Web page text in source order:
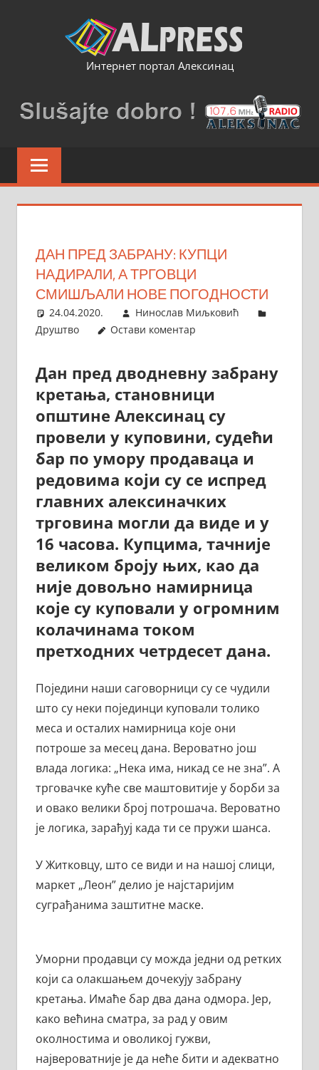
Интернет портал Алексинац
ДАН ПРЕД ЗАБРАНУ: КУПЦИ
НАДИРАЛИ, А ТРГОВЦИ
СМИШЉАЛИ НОВЕ ПОГОДНОСТИ
24.04.2020.
Нинослав Миљковић
Друштво
Остави коментар
Дан пред дводневну забрану
кретања, становници
општине Алексинац су
провели у куповини, судећи
бар по умору продаваца и
редовима који су се испред
главних алексиначких
трговина могли да виде и у
16 часова. Купцима, тачније
великом броју њих, као да
није довољно намирница
које су куповали у огромним
колачинама током
претходних четрдесет дана.
Поједини наши саговорници су се чудили
што су неки појединци куповали толико
меса и осталих намирница које они
потроше за месец дана. Вероватно још
влада логика: „Нека има, никад се не зна”. А
трговачке куће све маштовитије у борби за
и овако велики број потрошача. Вероватно
је логика, зарађуј када ти се пружи шанса.
У Житковцу, што се види и на нашој слици,
маркет „Леон” делио је најстаријим
суграђанима заштитне маске.
Уморни продавци су можда једни од ретких
који са олакшањем дочекују забрану
кретања. Имаће бар два дана одмора. Јер,
како већина сматра, за рад у овим
околностима и оволикој гужви,
највероватније је да неће бити и адекватно